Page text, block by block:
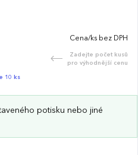
Cena/ks bez DPH
Zadejte počet kusů
pro výhodnější cenu
10 ks
potisku nebo jiné